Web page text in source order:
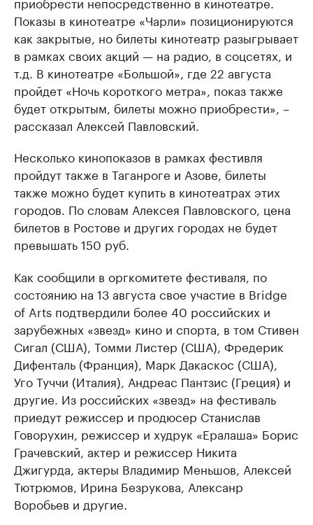
Показы в кинотеатре «Чарли» позиционируются
как закрытые, но билеты кинотеатр разыгрывает
в рамках своих акций — на радио, в соцсетях, и
т.д. В кинотеатре «Большой», где 22 августа
пройдет «Ночь короткого метра», показ также
будет открытым, билеты можно приобрести», –
рассказал Алексей Павловский.
Несколько кинопоказов в рамках фестивля
пройдут также в Таганроге и Азове, билеты
также можно будет купить в кинотеатрах этих
городов. По словам Алексея Павловского, цена
билетов в Ростове и других городах не будет
превышать 150 руб.
Как сообщили в оргкомитете фестиваля, по
состоянию на 13 августа свое участие в Bridge
of Arts подтвердили более 40 российских и
зарубежных «звезд» кино и спорта, в том Стивен
Сигал (США), Томми Листер (США), Фредерик
Дифенталь (Франция), Марк Дакаскос (США),
Уго Туччи (Италия), Андреас Пантзис (Греция) и
другие. Из российских «звезд» на фестиваль
приедут режиссер и продюсер Станислав
Говорухин, режиссер и худрук «Ералаша» Борис
Грачевский, актер и режиссер Никита
Джигурда, актеры Владимир Меньшов, Алексей
Тютрюмов, Ирина Безрукова, Алексанр
Воробьев и другие.